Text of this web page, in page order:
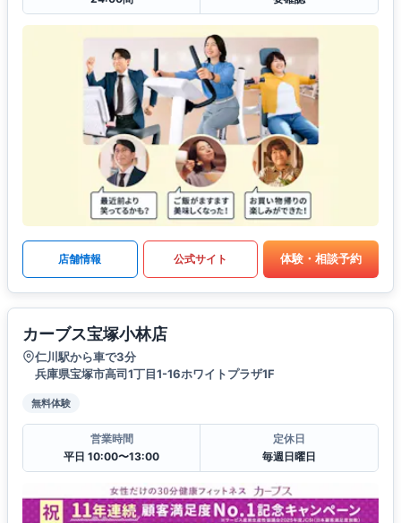
店舗情報 公式サイト 体験・相談予約
カーブス宝塚小林店
仁川駅から車で3分
兵庫県宝塚市高司1丁目1-16ホワイトプラザ1F
無料体験
営業時間
平日 10:00〜13:00
定休日
毎週日曜日